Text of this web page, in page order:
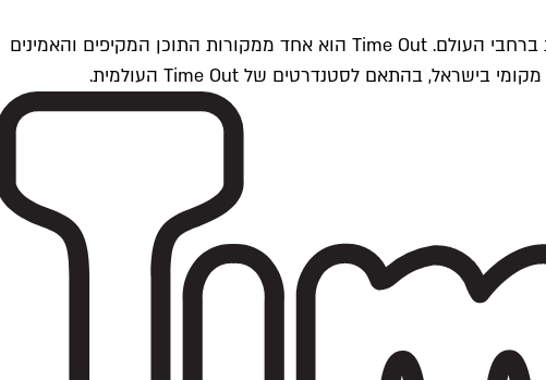
Time Outתל אביב הוא חלק מרשת Time Out Global — רשת מדיה בינלאומית הפועלת ב-360 ערים מרכזיות וב-60 מדינות ברחבי העולם. Time Out הוא אחד ממקורות התוכן המקיפים והאמינים